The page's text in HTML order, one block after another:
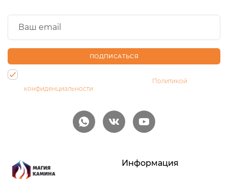
ПОДПИСАТЬСЯ
Политикой
конфиденциальности
Информация